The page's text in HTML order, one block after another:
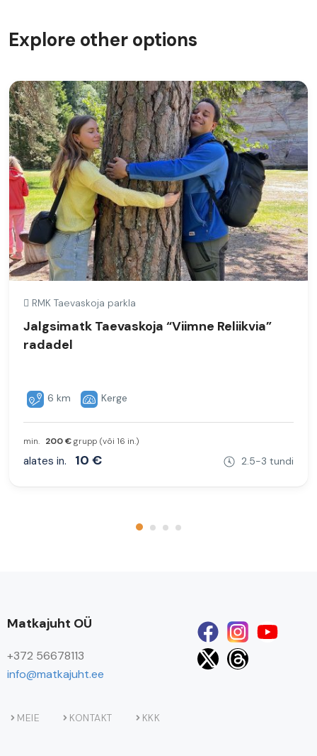
Explore other options
RMK Taevaskoja parkla
Jalgsimatk Taevaskoja “Viimne Reliikvia”
radadel
6 km Kerge
min. 200 €grupp (või 16 in.)
alates in. 10 € 2.5-3 tundi
Matkajuht OÜ
+372 56678113
info@matkajuht.ee
MEIE KONTAKT KKK